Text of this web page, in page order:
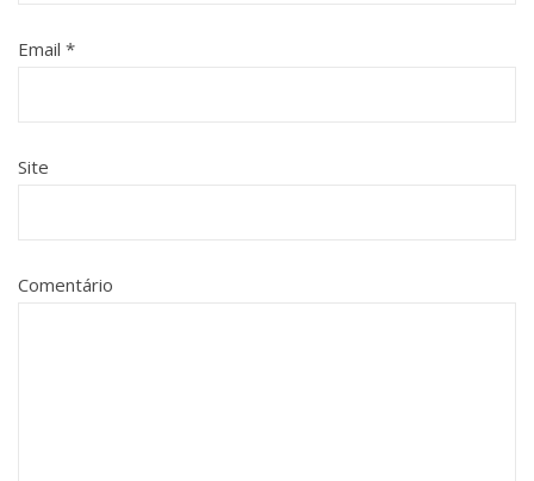
Email *
Site
Comentário